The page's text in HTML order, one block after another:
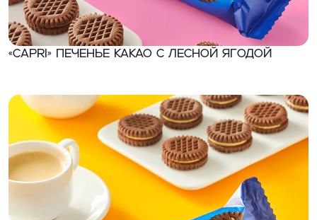
«CAPRI» Печенье какао с лесной ягодой